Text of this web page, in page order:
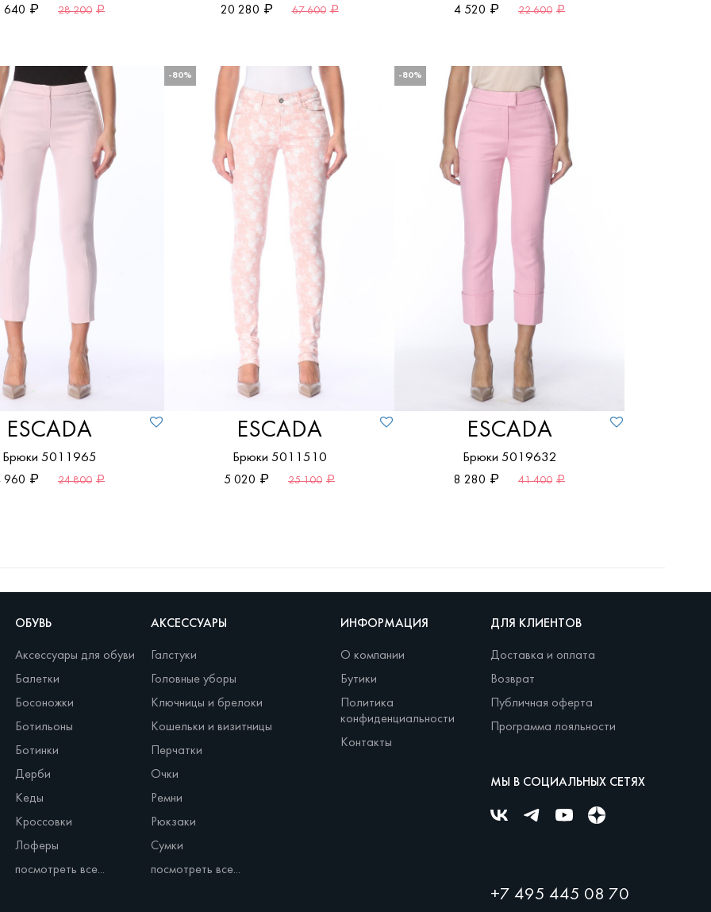
640
28 200
20 280
67 600
4 520
22 600
ESCADA
Брюки 5011965
960
24 800
-80%
ESCADA
Брюки 5011510
5 020
25 100
-80%
ESCADA
Брюки 5019632
8 280
41 400
ОБУВЬ
Аксессуары для обуви
Балетки
Босоножки
Ботильоны
Ботинки
Дерби
Кеды
Кроссовки
Лоферы
посмотреть все...
АКСЕССУАРЫ
Галстуки
Головные уборы
Ключницы и брелоки
Кошельки и визитницы
Перчатки
Очки
Ремни
Рюкзаки
Сумки
посмотреть все...
ИНФОРМАЦИЯ
О компании
Бутики
Политика
конфиденциальности
Контакты
ДЛЯ КЛИЕНТОВ
Доставка и оплата
Возврат
Публичная оферта
Программа лояльности
МЫ В СОЦИАЛЬНЫХ СЕТЯХ
+7 495 445 08 70